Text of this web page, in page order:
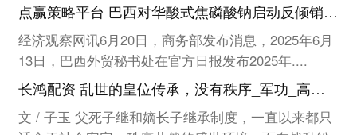
点赢策略平台 巴西对华酸式焦磷酸钠启动反倾销日落复审调查
经济观察网讯6月20日，商务部发布消息，2025年6月
13日，巴西外贸秘书处在官方日报发布2025年....
长鸿配资 乱世的皇位传承，没有秩序_军功_高洋_高殷
文 / 子玉 父死子继和嫡长子继承制度，一直以来都只